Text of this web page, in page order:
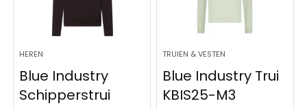
HEREN
Blue Industry
Schipperstrui
TRUIEN & VESTEN
Blue Industry Trui
KBIS25-M3